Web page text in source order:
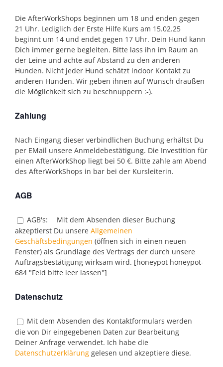
Die AfterWorkShops beginnen um 18 und enden gegen
21 Uhr. Lediglich der Erste Hilfe Kurs am 15.02.25
beginnt um 14 und endet gegen 17 Uhr. Dein Hund kann
Dich immer gerne begleiten. Bitte lass ihn im Raum an
der Leine und achte auf Abstand zu den anderen
Hunden. Nicht jeder Hund schätzt indoor Kontakt zu
anderen Hunden. Wir geben ihnen auf Wunsch draußen
die Möglichkeit sich zu beschnuppern :-).
Zahlung
Nach Eingang dieser verbindlichen Buchung erhältst Du
per EMail unsere Anmeldebestätigung. Die Investition für
einen AfterWorkShop liegt bei 50 €. Bitte zahle am Abend
des AfterWorkShops in bar bei der Kursleiterin.
AGB
AGB's:
Mit dem Absenden dieser Buchung
akzeptierst Du unsere Allgemeinen
Geschäftsbedingungen (öffnen sich in einen neuen
Fenster) als Grundlage des Vertrags der durch unsere
Auftragsbestätigung wirksam wird. [honeypot honeypot-
684 "Feld bitte leer lassen"]
Datenschutz
Mit dem Absenden des Kontaktformulars werden
die von Dir eingegebenen Daten zur Bearbeitung
Deiner Anfrage verwendet. Ich habe die
Datenschutzerklärung gelesen und akzeptiere diese.